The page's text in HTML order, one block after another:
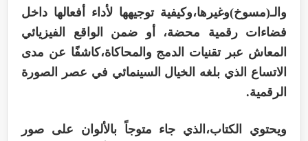
والـ(مسوخ)وغيرها،وكيفية توجيهها لأداء أفعالها داخل
فضاءات رقمية محضة، أو ضمن الواقع الفيزيائي
المعاش عبر تقنيات الدمج والمحاكاة،كاشفًا عن مدى
الاتساع الذي بلغه الخيال السينمائي في عصر الصورة
الرقمية.
ويحتوي الكتاب،الذي جاء متوجاً بالألوان على صور